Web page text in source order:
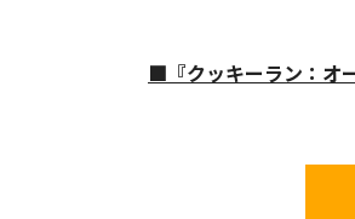
■『クッキーラン：オ